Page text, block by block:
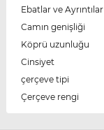
Ebatlar ve Ayrıntılar
Camın genişliği
Köprü uzunluğu
Cinsiyet
çerçeve tipi
Çerçeve rengi